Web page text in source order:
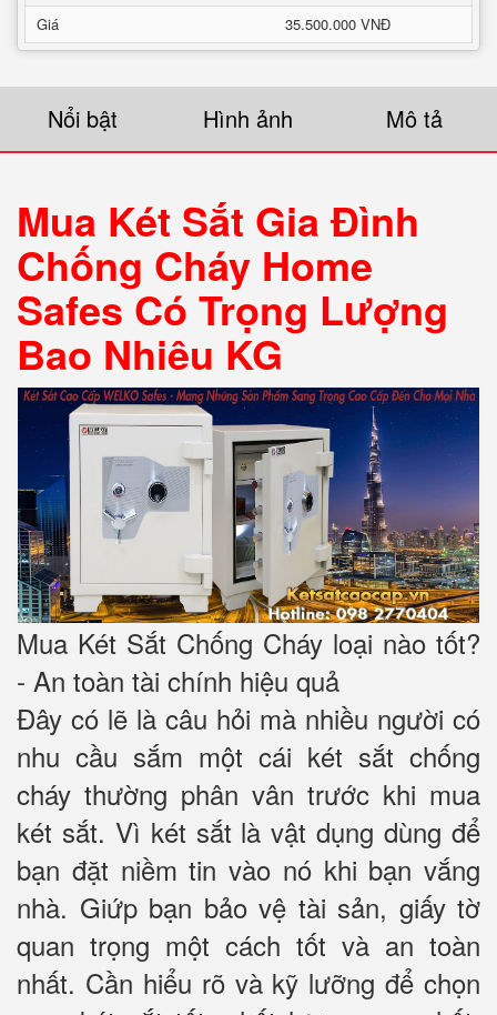
Giá
35.500.000 VNĐ
Nổi bật Hình ảnh Mô tả
Mua Két Sắt Gia Đình
Chống Cháy Home
Safes Có Trọng Lượng
Bao Nhiêu KG
Mua Két Sắt Chống Cháy loại nào tốt?
- An toàn tài chính hiệu quả
Đây có lẽ là câu hỏi mà nhiều người có
nhu cầu sắm một cái két sắt chống
cháy thường phân vân trước khi mua
két sắt. Vì két sắt là vật dụng dùng để
bạn đặt niềm tin vào nó khi bạn vắng
nhà. Giứp bạn bảo vệ tài sản, giấy tờ
quan trọng một cách tốt và an toàn
nhất. Cần hiểu rõ và kỹ lưỡng để chọn